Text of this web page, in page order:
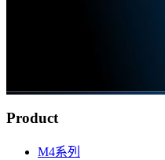
Product
M4系列